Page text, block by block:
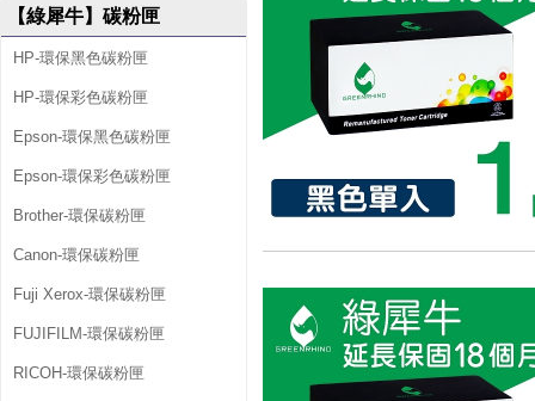
【綠犀牛】碳粉匣
HP-環保黑色碳粉匣
HP-環保彩色碳粉匣
Epson-環保黑色碳粉匣
Epson-環保彩色碳粉匣
Brother-環保碳粉匣
Canon-環保碳粉匣
Fuji Xerox-環保碳粉匣
FUJIFILM-環保碳粉匣
RICOH-環保碳粉匣